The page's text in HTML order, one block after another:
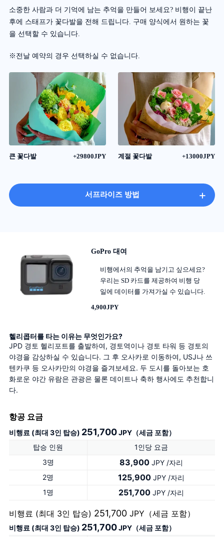
소중한 사람과 더 기억에 남는 추억을 만들어 보세요? 비행이 끝난
후에 스태프가 꽃다발을 전해 드립니다. 구매 양식에서 원하는 꽃
을 선택할 수 있습니다.
※전날 예약의 경우 선택하실 수 없습니다.
큰 꽃다발 +29800JPY 계절 꽃다발 +13000JPY
서프라이즈 방법 +
GoPro 대여
비행에서의 추억을 남기고 싶으세요?
우리는 SD 카드를 제공하여 비행 당
일에 데이터를 가져가실 수 있습니다.
4,900JPY
헬리콥터를 타는 이유는 무엇인가요?
JPD 경토 헬리포트를 출발하여, 경토역이나 경토 타워 등 경토의
야경을 감상하실 수 있습니다. 그 후 오사카로 이동하여, USJ나 쓰
텐카쿠 등 오사카만의 야경을 즐겨보세요. 두 도시를 돌아보는 호
화로운 야간 유람은 관광은 물론 데이트나 축하 행사에도 추천합니
다.
항공 요금
비행료 (최대 3인 탑승) 251,700JPY（세금 포함）
탑승 인원
1인당 요금
3명
83,900 JPY /자리
2명
125,900 JPY /자리
1명
251,700 JPY /자리
비행료 (최대 3인 탑승) 251,700 JPY（세금 포함）
비행료 (최대 3인 탑승) 251,700JPY（세금 포함）